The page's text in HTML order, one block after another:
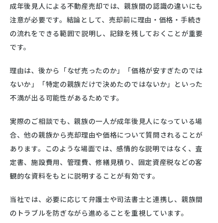
成年後見人による不動産売却では、親族間の認識の違いにも
注意が必要です。結論として、売却前に理由・価格・手続き
の流れをできる範囲で説明し、記録を残しておくことが重要
です。
理由は、後から「なぜ売ったのか」「価格が安すぎたのでは
ないか」「特定の親族だけで決めたのではないか」といった
不満が出る可能性があるためです。
実際のご相談でも、親族の一人が成年後見人になっている場
合、他の親族から売却理由や価格について質問されることが
あります。このような場面では、感情的な説明ではなく、査
定書、施設費用、管理費、修繕見積り、固定資産税などの客
観的な資料をもとに説明することが有効です。
当社では、必要に応じて弁護士や司法書士と連携し、親族間
のトラブルを防ぎながら進めることを重視しています。